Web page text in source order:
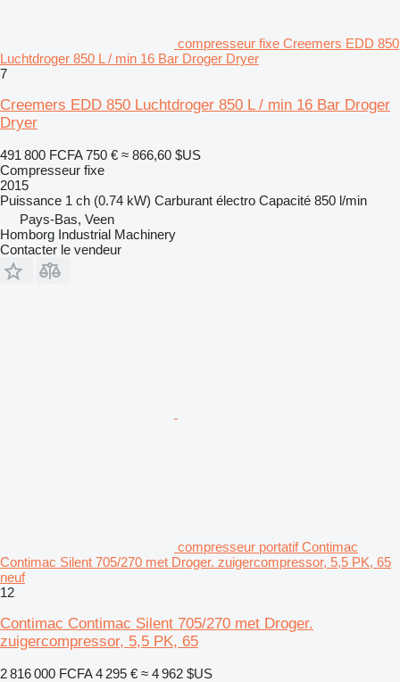
compresseur fixe Creemers EDD 850
Luchtdroger 850 L / min 16 Bar Droger Dryer
7
Creemers EDD 850 Luchtdroger 850 L / min 16 Bar Droger
Dryer
491 800 FCFA 750 € ≈ 866,60 $US
Compresseur fixe
2015
Puissance 1 ch (0.74 kW) Carburant électro Capacité 850 l/min
Pays-Bas, Veen
Homborg Industrial Machinery
Contacter le vendeur
compresseur portatif Contimac
Contimac Silent 705/270 met Droger. zuigercompressor, 5,5 PK, 65
neuf
12
Contimac Contimac Silent 705/270 met Droger.
zuigercompressor, 5,5 PK, 65
2 816 000 FCFA 4 295 € ≈ 4 962 $US